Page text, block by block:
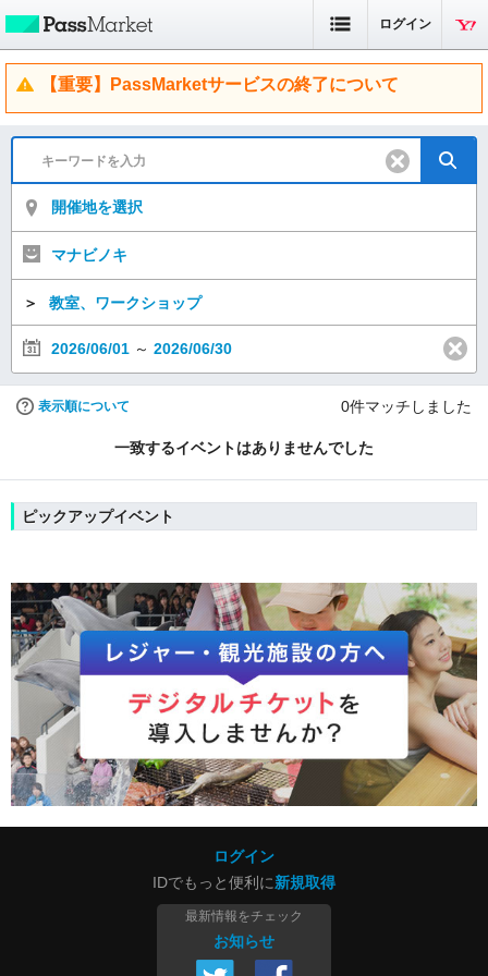
ログイン
【重要】PassMarketサービスの終了について
開催地を選択
マナビノキ
＞ 教室、ワークショップ
2026/06/01 ～ 2026/06/30
表示順について 0件マッチしました
一致するイベントはありませんでした
ピックアップイベント
ログイン
IDでもっと便利に新規取得
最新情報をチェック
お知らせ